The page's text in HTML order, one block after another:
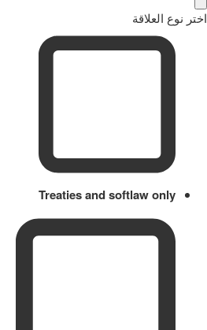
اختر نوع العلاقة
Treaties and softlaw only